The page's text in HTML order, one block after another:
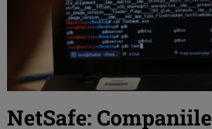
NetSafe: